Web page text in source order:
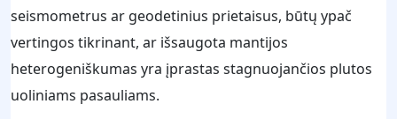
seismometrus ar geodetinius prietaisus, būtų ypač
vertingos tikrinant, ar išsaugota mantijos
heterogeniškumas yra įprastas stagnuojančios plutos
uoliniams pasauliams.